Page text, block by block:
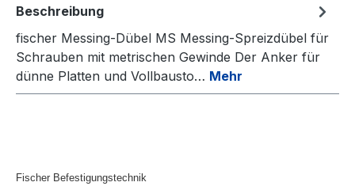
Beschreibung
fischer Messing-Dübel MS Messing-Spreizdübel für
Schrauben mit metrischen Gewinde Der Anker für
dünne Platten und Vollbausto… Mehr
Fischer Befestigungstechnik